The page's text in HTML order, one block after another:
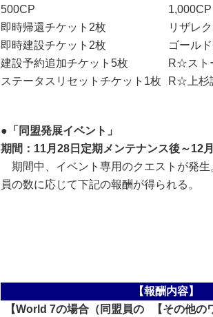
500CP
即時帰還チケット2枚
即時建設チケット2枚
建設予約追加チケット5枚
ステータスリセットチケット1枚
1,000CP
リザレ
ゴール
R☆スト
R☆上杉
●「同盟発展イベント」
期間：11月28日定期メンテナンス後～12
期間中、イベント専用のクエストが発生
員の数に応じて下記の報酬が得られる。
【報酬内容】
【World 7の場合（同盟員の
【その他